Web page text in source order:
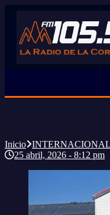
Inicio
25 abril, 2026 - 8:12 pm